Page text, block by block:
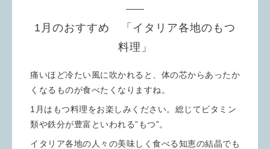
1月のおすすめ 「イタリア各地のもつ
料理」
痛いほど冷たい風に吹かれると、体の芯からあったか
くなるものが食べたくなりますね。
1月はもつ料理をお楽しみください。総じてビタミン
類や鉄分が豊富といわれる”もつ”。
イタリア各地の人々の美味しく食べる知恵の結晶でも